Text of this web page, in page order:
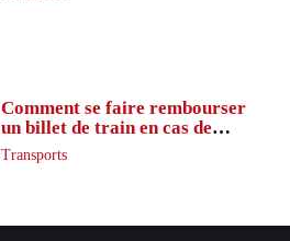
Comment se faire rembourser
un billet de train en cas de
retard ?
Transports